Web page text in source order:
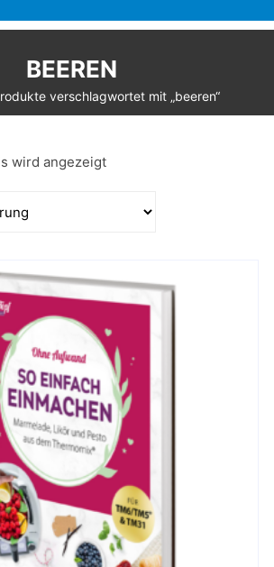
BEEREN
verschlagwortet mit „beeren“
wird angezeigt